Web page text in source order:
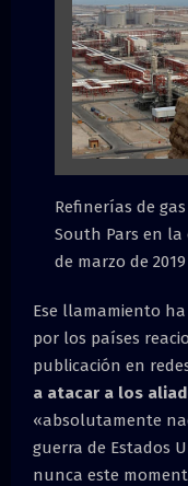
Refinerías de
South Pars en la
de marzo de
Ese llamamiento
por los países
publicación en
a atacar a los
«absolutamente
guerra de Estados
nunca este